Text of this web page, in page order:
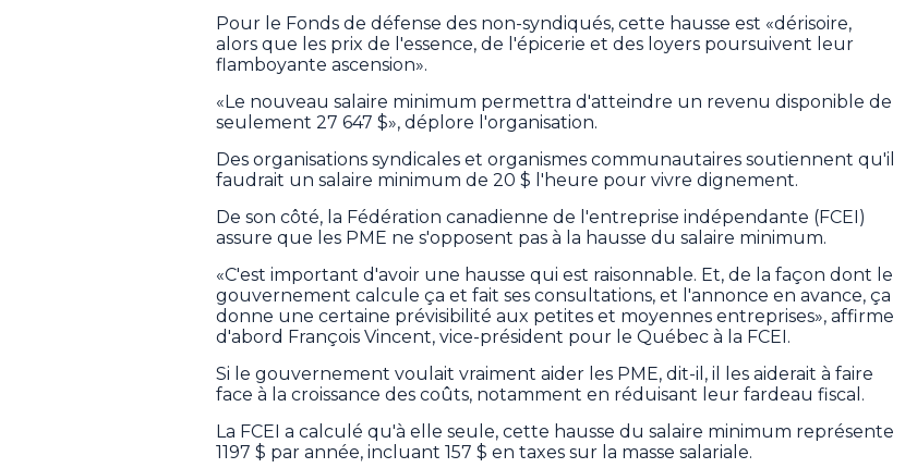
Pour le Fonds de défense des non-syndiqués, cette hausse est «dérisoire,
alors que les prix de l'essence, de l'épicerie et des loyers poursuivent leur
flamboyante ascension».
«Le nouveau salaire minimum permettra d'atteindre un revenu disponible de
seulement 27 647 $», déplore l'organisation.
Des organisations syndicales et organismes communautaires soutiennent qu'il
faudrait un salaire minimum de 20 $ l'heure pour vivre dignement.
De son côté, la Fédération canadienne de l'entreprise indépendante (FCEI)
assure que les PME ne s'opposent pas à la hausse du salaire minimum.
«C'est important d'avoir une hausse qui est raisonnable. Et, de la façon dont le
gouvernement calcule ça et fait ses consultations, et l'annonce en avance, ça
donne une certaine prévisibilité aux petites et moyennes entreprises», affirme
d'abord François Vincent, vice-président pour le Québec à la FCEI.
Si le gouvernement voulait vraiment aider les PME, dit-il, il les aiderait à faire
face à la croissance des coûts, notamment en réduisant leur fardeau fiscal.
La FCEI a calculé qu'à elle seule, cette hausse du salaire minimum représente
1197 $ par année, incluant 157 $ en taxes sur la masse salariale.